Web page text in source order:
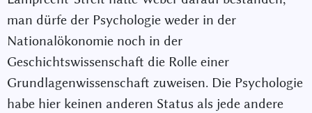
man dürfe der Psychologie weder in der
Nationalökonomie noch in der
Geschichtswissenschaft die Rolle einer
Grundlagenwissenschaft zuweisen. Die Psychologie
habe hier keinen anderen Status als jede andere